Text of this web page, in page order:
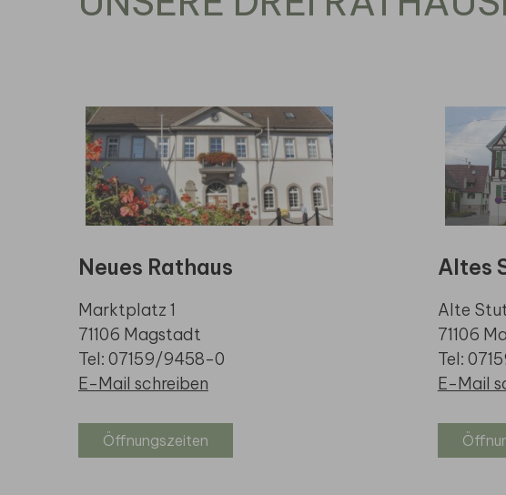
Neues Rathaus
Marktplatz 1
71106 Magstadt
Tel: 07159/9458-0
E-Mail schreiben
Öffnungszeiten
Altes
Alte
71106
Tel:
E-Mail